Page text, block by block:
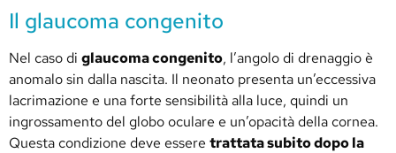
Il glaucoma congenito
Nel caso di glaucoma congenito, l’angolo di drenaggio è
anomalo sin dalla nascita. Il neonato presenta un’eccessiva
lacrimazione e una forte sensibilità alla luce, quindi un
ingrossamento del globo oculare e un’opacità della cornea.
Questa condizione deve essere trattata subito dopo la